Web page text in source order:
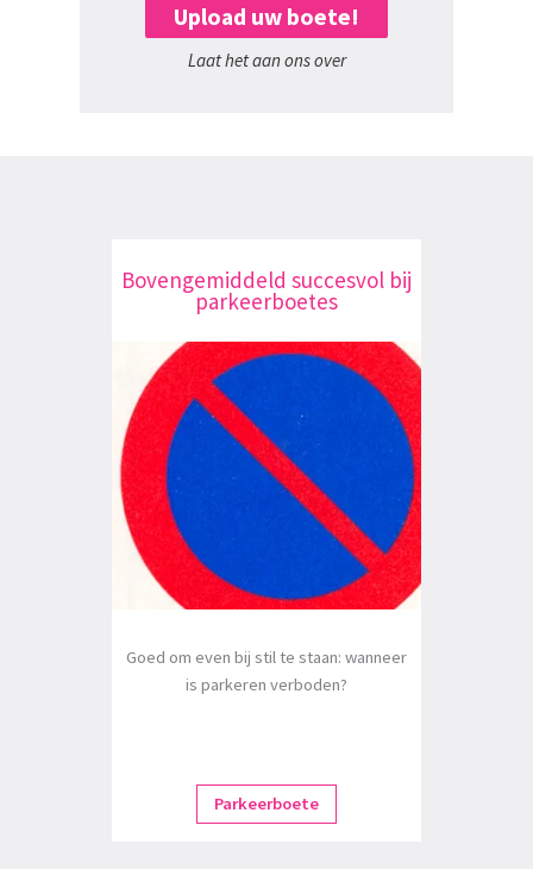
Upload uw boete!
Laat het aan ons over
Bovengemiddeld succesvol bij
parkeerboetes
Goed om even bij stil te staan: wanneer
is parkeren verboden?
Parkeerboete